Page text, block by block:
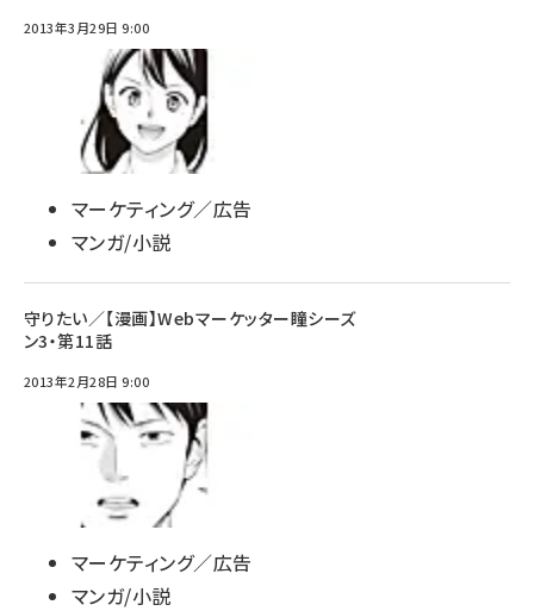
2013年3月29日 9:00
マーケティング／広告
マンガ/小説
守りたい／【漫画】Webマーケッター瞳シーズ
ン3・第11話
2013年2月28日 9:00
マーケティング／広告
マンガ/小説